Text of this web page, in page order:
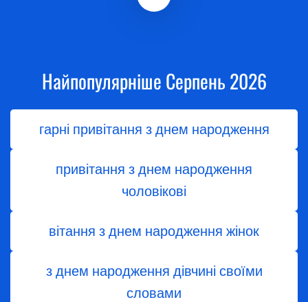
Найпопулярніше Серпень 2026
гарні привітання з днем народження
привітання з днем народження
чоловікові
вітання з днем ​​народження жінок
з днем ​​народження дівчині своїми
словами